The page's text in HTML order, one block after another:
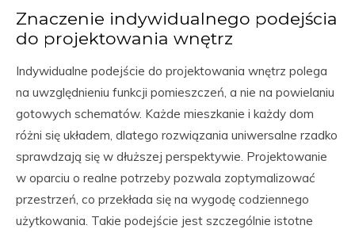
Znaczenie indywidualnego podejścia
do projektowania wnętrz
Indywidualne podejście do projektowania wnętrz polega
na uwzględnieniu funkcji pomieszczeń, a nie na powielaniu
gotowych schematów. Każde mieszkanie i każdy dom
różni się układem, dlatego rozwiązania uniwersalne rzadko
sprawdzają się w dłuższej perspektywie. Projektowanie
w oparciu o realne potrzeby pozwala zoptymalizować
przestrzeń, co przekłada się na wygodę codziennego
użytkowania. Takie podejście jest szczególnie istotne